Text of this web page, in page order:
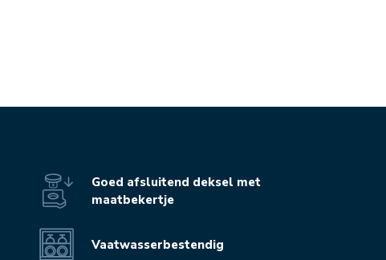
Goed afsluitend deksel met
maatbekertje
Vaatwasserbestendig